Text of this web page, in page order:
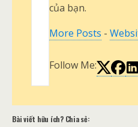
của bạn.
More Posts -
Follow Me:
Bài viết hữu ích? Chia sẻ: